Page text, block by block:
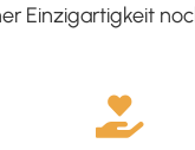
Einzigartigkeit